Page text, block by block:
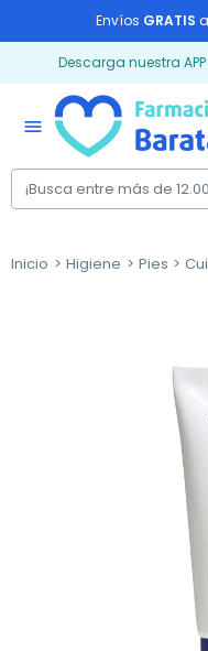
Envíos GRATIS
Descarga nuestra
menu
Inicio Higiene Pies